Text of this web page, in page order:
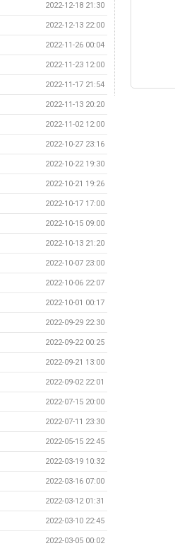
2022-12-18 21:30
2022-12-13 22:00
2022-11-26 00:04
2022-11-23 12:00
2022-11-17 21:54
2022-11-13 20:20
2022-11-02 12:00
2022-10-27 23:16
2022-10-22 19:30
2022-10-21 19:26
2022-10-17 17:00
2022-10-15 09:00
2022-10-13 21:20
2022-10-07 23:00
2022-10-06 22:07
2022-10-01 00:17
2022-09-29 22:30
2022-09-22 00:25
2022-09-21 13:00
2022-09-02 22:01
2022-07-15 20:00
2022-07-11 23:30
2022-05-15 22:45
2022-03-19 10:32
2022-03-16 07:00
2022-03-12 01:31
2022-03-10 22:45
2022-03-05 00:02